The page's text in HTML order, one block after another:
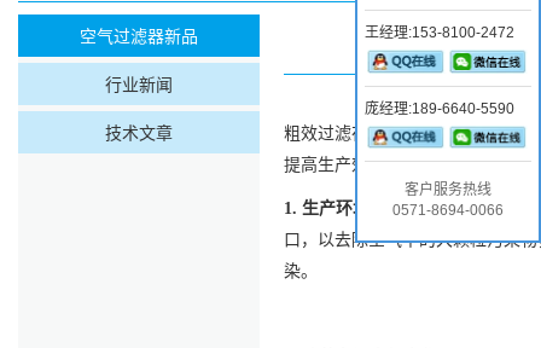
空气过滤器新品
行业新闻
技术文章
粗效过滤在汽车工业中的应用主
提高生产效率、保护员工健康及
1. 生产环境空气净化：在汽车制
口，以去除空气中的大颗粒污染
染。
王经理:153-8100-2472
庞经理:189-6640-5590
客户服务热线
0571-8694-0066